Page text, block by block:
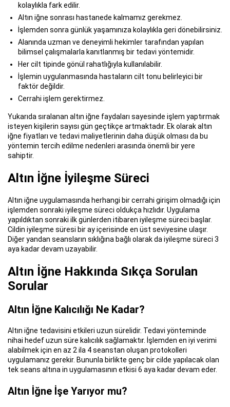
kolaylıkla fark edilir.
Altın iğne sonrası hastanede kalmamız gerekmez.
İşlemden sonra günlük yaşamınıza kolaylıkla geri dönebilirsiniz.
Alanında uzman ve deneyimli hekimler tarafından yapılan
bilimsel çalışmalarla kanıtlanmış bir tedavi yöntemidir.
Her cilt tipinde gönül rahatlığıyla kullanılabilir.
İşlemin uygulanmasında hastaların cilt tonu belirleyici bir
faktör değildir.
Cerrahi işlem gerektirmez.
Yukarıda sıralanan altın iğne faydaları sayesinde işlem yaptırmak
isteyen kişilerin sayısı gün geçtikçe artmaktadır. Ek olarak altın
iğne fiyatları ve tedavi maliyetlerinin daha düşük olması da bu
yöntemin tercih edilme nedenleri arasında önemli bir yere
sahiptir.
Altın İğne İyileşme Süreci
Altın iğne uygulamasında herhangi bir cerrahi girişim olmadığı için
işlemden sonraki iyileşme süreci oldukça hızlıdır. Uygulama
yapıldıktan sonraki ilk günlerden itibaren iyileşme süreci başlar.
Cildin iyileşme süresi bir ay içerisinde en üst seviyesine ulaşır.
Diğer yandan seansların sıklığına bağlı olarak da iyileşme süreci 3
aya kadar devam uzayabilir.
Altın İğne Hakkında Sıkça Sorulan
Sorular
Altın İğne Kalıcılığı Ne Kadar?
Altın iğne tedavisini etkileri uzun sürelidir. Tedavi yönteminde
nihai hedef uzun süre kalıcılık sağlamaktır. İşlemden en iyi verimi
alabilmek için en az 2 ila 4 seanstan oluşan protokolleri
uygulamanız gerekir. Bununla birlikte genç bir cilde yapılacak olan
tek seans altına in uygulamasının etkisi 6 aya kadar devam eder.
Altın İğne İşe Yarıyor mu?